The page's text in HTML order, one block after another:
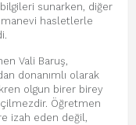
sunarken, diğer
hasletlerle
Vali Baruş,
donanımlı olarak
olgun birer birey
Öğretmen
izah eden değil,